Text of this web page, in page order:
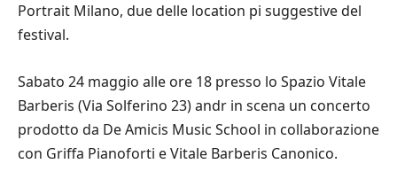
Portrait Milano, due delle location pi suggestive del
festival.
Sabato 24 maggio alle ore 18 presso lo Spazio Vitale
Barberis (Via Solferino 23) andr in scena un concerto
prodotto da De Amicis Music School in collaborazione
con Griffa Pianoforti e Vitale Barberis Canonico.